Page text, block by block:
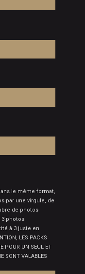
le même format,
par une virgule, de
de photos
3 photos
à 3 juste en
LES PACKS
POUR UN SEUL ET
SONT VALABLES